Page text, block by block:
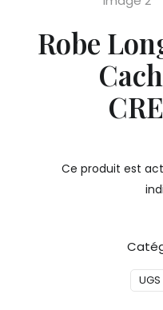
Robe
Ce produit est
UGS